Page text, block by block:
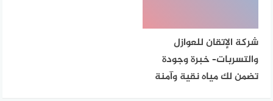
شركة الإتقان للعوازل
والتسربات– خبرة وجودة
تضمن لك مياه نقية وآمنة